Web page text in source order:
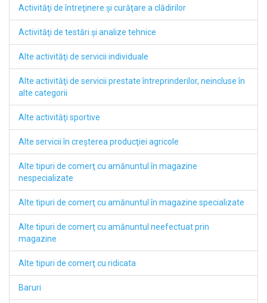
Activităţi de întreţinere şi curăţare a clădirilor
Activităţi de testări şi analize tehnice
Alte activităţi de servicii individuale
Alte activităţi de servicii prestate întreprinderilor, neincluse în
alte categorii
Alte activităţi sportive
Alte servicii în creşterea producţiei agricole
Alte tipuri de comerţ cu amănuntul în magazine
nespecializate
Alte tipuri de comerţ cu amănuntul în magazine specializate
Alte tipuri de comerţ cu amănuntul neefectuat prin
magazine
Alte tipuri de comerţ cu ridicata
Baruri